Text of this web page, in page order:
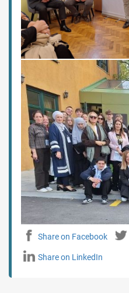
Share on Facebook
Share on LinkedIn